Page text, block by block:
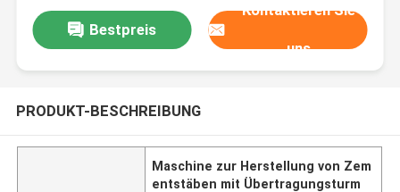
Bestpreis
Kontaktieren Sie
uns
PRODUKT-BESCHREIBUNG
Maschine zur Herstellung von Zem
entstäben mit Übertragungsturm